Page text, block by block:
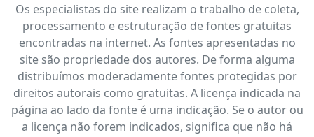
Os especialistas do site realizam o trabalho de coleta,
processamento e estruturação de fontes gratuitas
encontradas na internet. As fontes apresentadas no
site são propriedade dos autores. De forma alguma
distribuímos moderadamente fontes protegidas por
direitos autorais como gratuitas. A licença indicada na
página ao lado da fonte é uma indicação. Se o autor ou
a licença não forem indicados, significa que não há